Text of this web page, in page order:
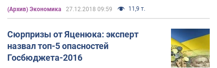
(Архив) Экономика 27.12.2018 09:59 11,9 т.
Сюрпризы от Яценюка: эксперт
назвал топ-5 опасностей
Госбюджета-2016